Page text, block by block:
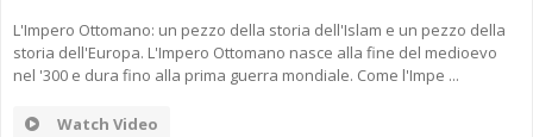
L'Impero Ottomano: un pezzo della storia dell'Islam e un pezzo della
storia dell'Europa. L'Impero Ottomano nasce alla fine del medioevo
nel '300 e dura fino alla prima guerra mondiale. Come l'Impe ...
Watch Video